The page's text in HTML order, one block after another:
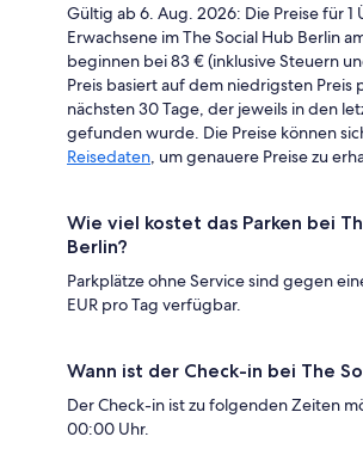
Gültig ab 6. Aug. 2026: Die Preise für
Erwachsene im The Social Hub Berlin
beginnen bei 83 € (inklusive Steuern
Preis basiert auf dem niedrigsten
nächsten 30 Tage, der jeweils in den
gefunden wurde. Die Preise können
Reisedaten, um genauere Preise zu
Wie viel kostet das Parken bei
Berlin?
Parkplätze ohne Service sind gegen
EUR pro Tag verfügbar.
Wann ist der Check-in bei The
Der Check-in ist zu folgenden Zeiten
00:00 Uhr.